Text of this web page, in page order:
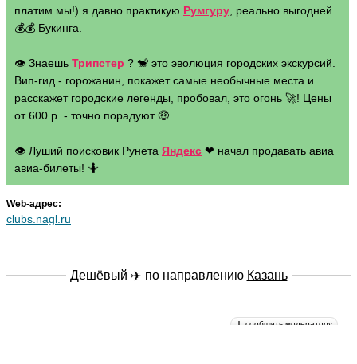
платим мы!) я давно практикую Румгуру , реально выгодней
💰💰 Букинга.
👁 Знаешь Трипстер ? 🐒 это эволюция городских экскурсий.
Вип-гид - горожанин, покажет самые необычные места и
расскажет городские легенды, пробовал, это огонь 🚀! Цены
от 600 р. - точно порадуют 🤑
👁 Луший поисковик Рунета Яндекс ❤ начал продавать авиа
авиа-билеты! 🤷
Web-адрес:
clubs.nagl.ru
Дешёвый ✈️ по направлению Казань
сообщить модератору